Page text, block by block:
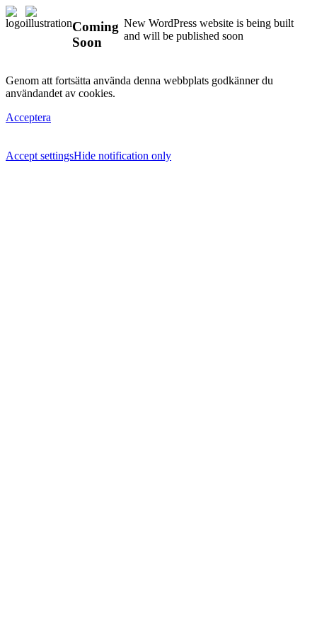
Coming
Soon
New WordPress website is being built
and will be published soon
Genom att fortsätta använda denna webbplats godkänner du
användandet av cookies.
Acceptera
Accept settingsHide notification only